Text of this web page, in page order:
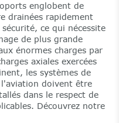
englobent de
drainées rapidement
ce qui nécessite
de plus grande
énormes charges par
axiales exercées
les systèmes de
doivent être
dans le respect de
Découvrez notre